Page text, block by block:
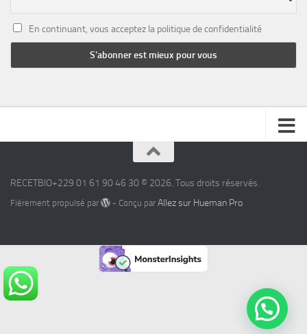
En continuant, vous acceptez la politique de confidentialité
RECETBIO+229 01 61 90 46 30 © 2026. Tous droits réservés.
Fièrement propulsé par - Conçu par Allez sur Hueman Pro